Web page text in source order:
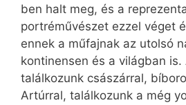
ben halt meg, és a
portréművészet ezzel véget
ennek a műfajnak az utolsó
kontinensen és a világban is.
találkozunk császárral,
Artúrral, találkozunk a még